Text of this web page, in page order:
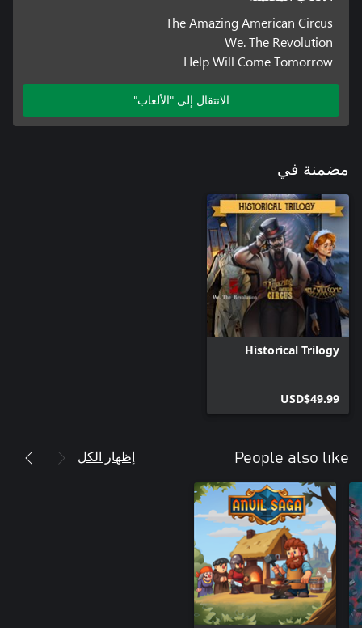
The Amazing American Circus
We. The Revolution
Help Will Come Tomorrow
الانتقال إلى "الألعاب"
مضمنة في
Historical Trilogy
USD$49.99
People also like إظهار الكل